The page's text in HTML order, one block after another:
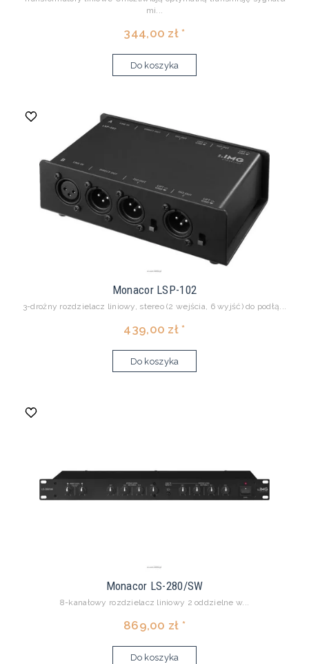
mi...
344,00 zł *
Do koszyka
Monacor LSP-102
3-drożny rozdzielacz liniowy, stereo (2 wejścia, 6 wyjść) do podłą...
439,00 zł *
Do koszyka
Monacor LS-280/SW
8-kanałowy rozdzielacz liniowy 2 oddzielne w...
869,00 zł *
Do koszyka